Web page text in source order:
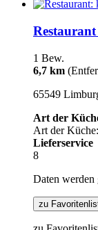
Restaurant
1 Bew.
6,7 km
65549
Art der
Art der
Lieferservice
8
Daten werden
zu